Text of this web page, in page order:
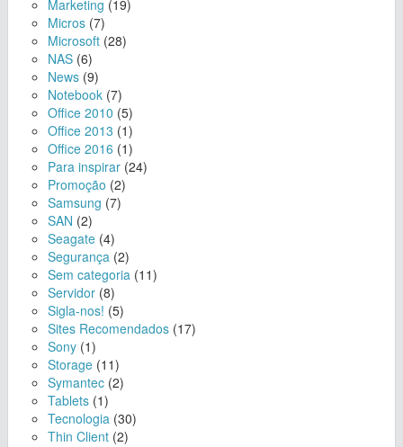
Marketing (19)
Micros (7)
Microsoft (28)
NAS (6)
News (9)
Notebook (7)
Office 2010 (5)
Office 2013 (1)
Office 2016 (1)
Para inspirar (24)
Promoção (2)
Samsung (7)
SAN (2)
Seagate (4)
Segurança (2)
Sem categoria (11)
Servidor (8)
Sigla-nos! (5)
Sites Recomendados (17)
Sony (1)
Storage (11)
Symantec (2)
Tablets (1)
Tecnologia (30)
Thin Client (2)